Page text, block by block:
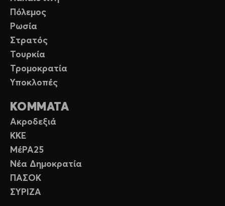
Πόλεμος
Ρωσία
Στρατός
Τουρκία
Τρομοκρατία
Υποκλοπές
ΚΟΜΜΑΤΑ
Ακροδεξιά
ΚΚΕ
ΜέΡΑ25
Νέα Δημοκρατία
ΠΑΣΟΚ
ΣΥΡΙΖΑ